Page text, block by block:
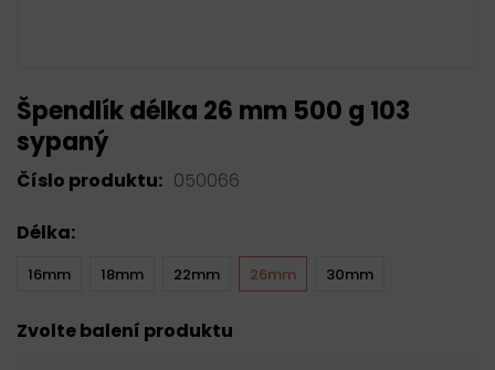
Špendlík délka 26 mm 500 g 103
sypaný
Číslo produktu: 050066
Délka:
16mm 18mm 22mm 26mm 30mm
Zvolte balení produktu